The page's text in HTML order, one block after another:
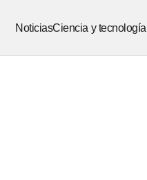
NoticiasCiencia y tecnología